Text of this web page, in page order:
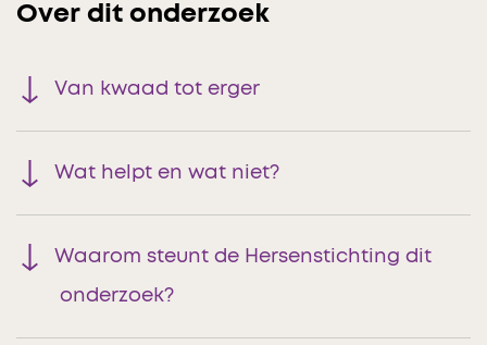
Over dit onderzoek
Van kwaad tot erger
Wat helpt en wat niet?
Waarom steunt de Hersenstichting dit
onderzoek?